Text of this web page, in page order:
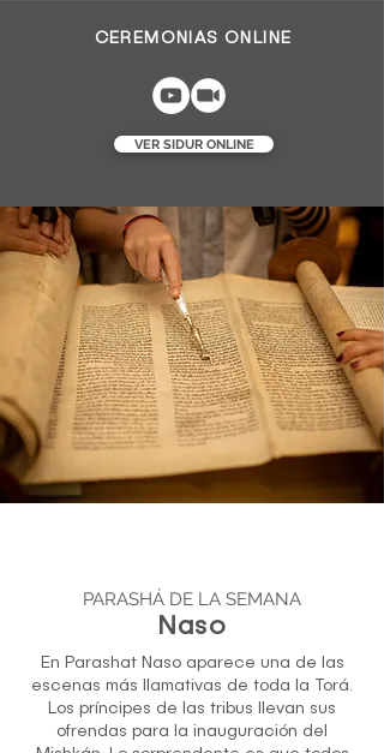
CEREMONIAS ONLINE
VER SIDUR ONLINE
PARASHÁ DE LA SEMANA
Naso
En Parashat Naso aparece una de las
escenas más llamativas de toda la Torá.
Los príncipes de las tribus llevan sus
ofrendas para la inauguración del